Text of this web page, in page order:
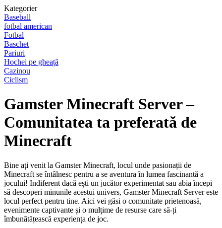
Kategorier
Baseball
fotbal american
Fotbal
Baschet
Pariuri
Hochei pe gheață
Cazinou
Ciclism
Gamster Minecraft Server –
Comunitatea ta preferată de
Minecraft
Bine ați venit la Gamster Minecraft, locul unde pasionații de
Minecraft se întâlnesc pentru a se aventura în lumea fascinantă a
jocului! Indiferent dacă ești un jucător experimentat sau abia începi
să descoperi minunile acestui univers, Gamster Minecraft Server este
locul perfect pentru tine. Aici vei găsi o comunitate prietenoasă,
evenimente captivante și o mulțime de resurse care să-ți
îmbunătățească experiența de joc.